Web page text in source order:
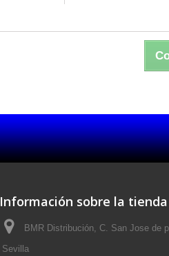
Información sobre la tienda
BMR Distribución, C. San Jose de
Sevilla